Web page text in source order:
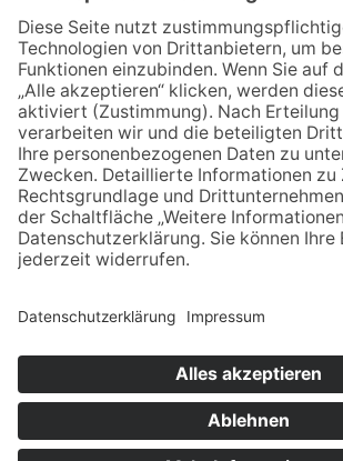
KLAUS
KOSSAK
0151 654 101 15
klaus-kossak@posteo.de
Impressum